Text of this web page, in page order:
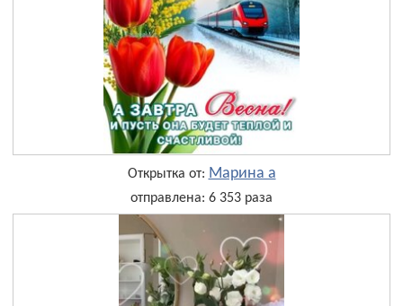
Открытка от: Марина а
отправлена: 6 353 раза